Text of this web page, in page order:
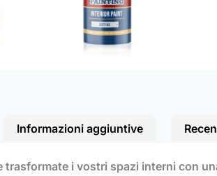
Informazioni aggiuntive
trasformate i vostri spazi interni con